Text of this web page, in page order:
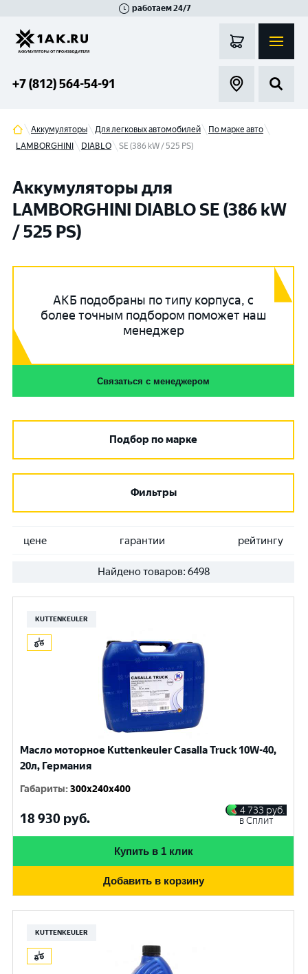
работаем 24/7
+7 (812) 564-54-91
Аккумуляторы Для легковых автомобилей
По марке авто
LAMBORGHINI
DIABLO SE (386 kW / 525 PS)
Аккумуляторы для
LAMBORGHINI DIABLO SE (386 kW
/ 525 PS)
АКБ подобраны по типу корпуса, с
более точным подбором поможет наш
менеджер
Связаться с менеджером
Подбор по марке
Фильтры
цене гарантии рейтингу
Найдено товаров: 6498
KUTTENKEULER
Масло моторное Kuttenkeuler Casalla Truck 10W-40,
20л, Германия
Габариты:300x240x400
18 930 руб.
4 733 руб.
в Сплит
Купить в 1 клик
Добавить в корзину
KUTTENKEULER
Гатчина